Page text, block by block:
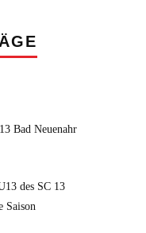
Bad Neuenahr
des SC 13
Saison